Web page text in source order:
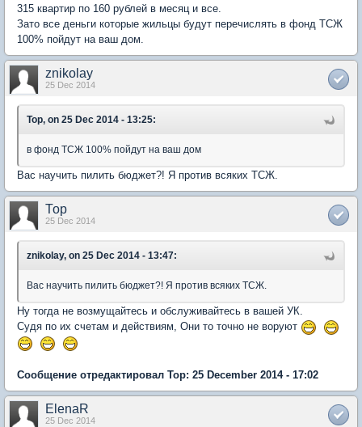
315 квартир по 160 рублей в месяц и все.
Зато все деньги которые жильцы будут перечислять в фонд ТСЖ
100% пойдут на ваш дом.
znikolay
25 Dec 2014
Тор, on 25 Dec 2014 - 13:25:
в фонд ТСЖ 100% пойдут на ваш дом
Вас научить пилить бюджет?! Я против всяких ТСЖ.
Тор
25 Dec 2014
znikolay, on 25 Dec 2014 - 13:47:
Вас научить пилить бюджет?! Я против всяких ТСЖ.
Ну тогда не возмущайтесь и обслуживайтесь в вашей УК.
Судя по их счетам и действиям, Они то точно не воруют
Сообщение отредактировал Тор: 25 December 2014 - 17:02
ElenaR
25 Dec 2014